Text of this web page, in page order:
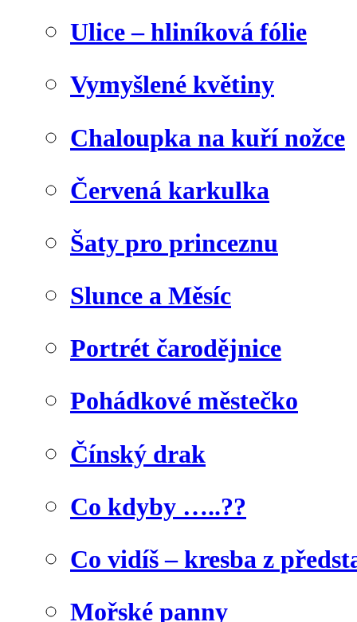
Ulice – hliníková fólie
Vymyšlené květiny
Chaloupka na kuří nožce
Červená karkulka
Šaty pro princeznu
Slunce a Měsíc
Portrét čarodějnice
Pohádkové městečko
Čínský drak
Co kdyby …..??
Co vidíš – kresba z
Mořské panny